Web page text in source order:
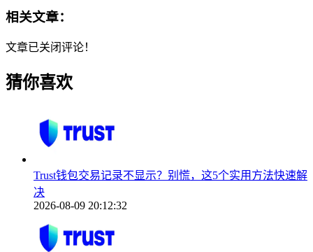
相关文章：
文章已关闭评论！
猜你喜欢
Trust钱包交易记录不显示？别慌，这5个实用方法快速解
决
2026-08-09 20:12:32